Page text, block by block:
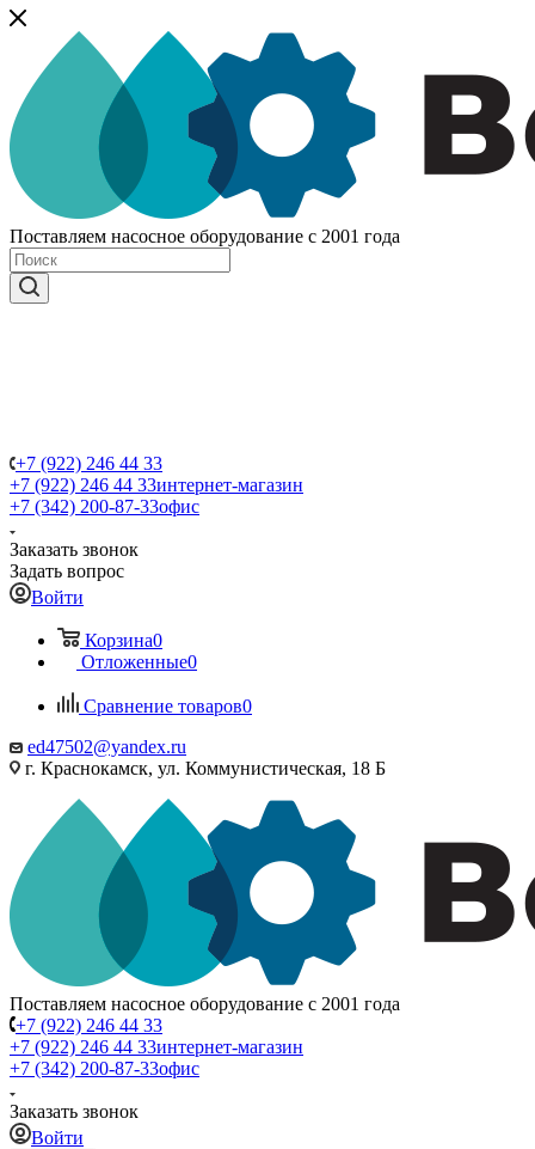
Поставляем насосное оборудование с 2001 года
+7 (922) 246 44 33
+7 (922) 246 44 33интернет-магазин
+7 (342) 200-87-33офис
Заказать звонок
Задать вопрос
Войти
Корзина0
Отложенные0
Сравнение товаров0
ed47502@yandex.ru
г. Краснокамск, ул. Коммунистическая, 18 Б
Поставляем насосное оборудование с 2001 года
+7 (922) 246 44 33
+7 (922) 246 44 33интернет-магазин
+7 (342) 200-87-33офис
Заказать звонок
Войти